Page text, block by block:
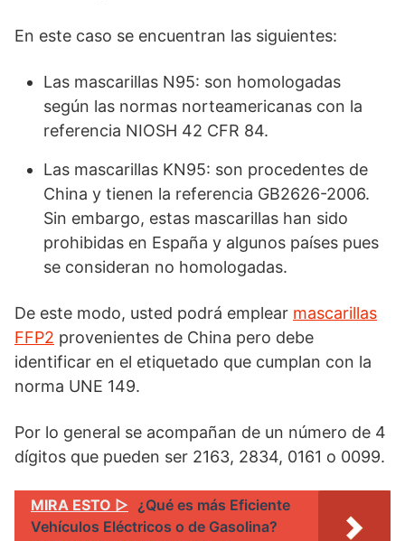
En este caso se encuentran las siguientes:
Las mascarillas N95: son homologadas
según las normas norteamericanas con la
referencia NIOSH 42 CFR 84.
Las mascarillas KN95: son procedentes de
China y tienen la referencia GB2626-2006.
Sin embargo, estas mascarillas han sido
prohibidas en España y algunos países pues
se consideran no homologadas.
De este modo, usted podrá emplear mascarillas
FFP2 provenientes de China pero debe
identificar en el etiquetado que cumplan con la
norma UNE 149.
Por lo general se acompañan de un número de 4
dígitos que pueden ser 2163, 2834, 0161 o 0099.
MIRA ESTO ▷ ¿Qué es más Eficiente
Vehículos Eléctricos o de Gasolina?